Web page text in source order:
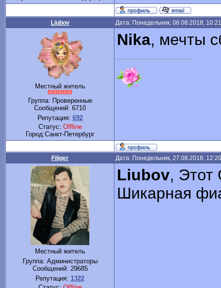
Liubov Дата: Понедельник, 06.08.2018,
Местный житель
Группа: Проверенные
Сообщений: 6710
Репутация: 692
Статус: Offline
Город:Санкт-Петербург
Nika, мечты
Filiger Дата: Понедельник, 27.08.2018,
Местный житель
Группа: Администраторы
Сообщений: 29685
Репутация: 1322
Liubov, Этот
Шикарная